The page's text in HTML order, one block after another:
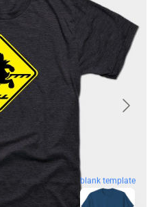
blank template